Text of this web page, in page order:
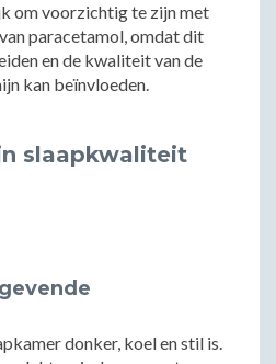
om voorzichtig te zijn met
paracetamol, omdat dit
en de kwaliteit van de
kan beïnvloeden.
slaapkwaliteit
donker, koel en stil is.